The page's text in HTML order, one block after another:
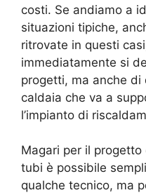
costi. Se andiamo a
situazioni tipiche,
ritrovate in questi
immediatamente si
progetti, ma anche di
caldaia che va a
l’impianto di
Magari per il
tubi è possibile
qualche tecnico, ma